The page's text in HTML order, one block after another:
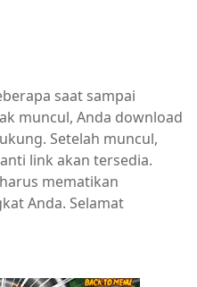
saat sampai
muncul, Anda download
Setelah muncul,
link akan tersedia.
mematikan
Anda. Selamat